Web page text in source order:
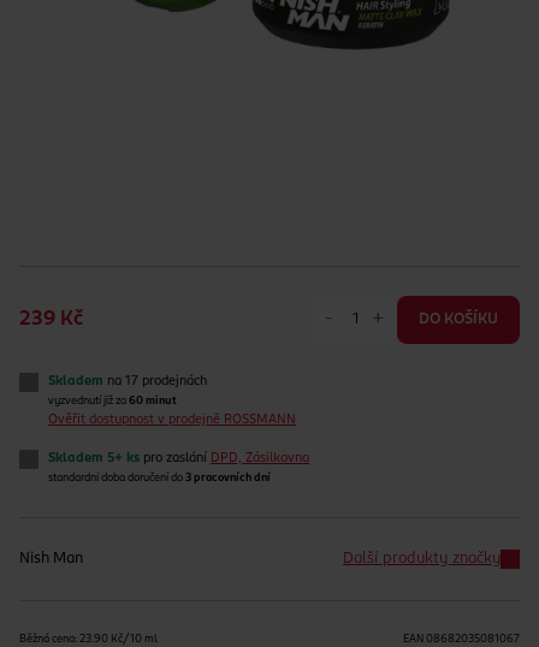
239 Kč - + DO KOŠÍKU
Skladem na 17 prodejnách
vyzvednutí již za 60 minut
Ověřit dostupnost v prodejně ROSSMANN
Skladem 5+ ks pro zaslání DPD, Zásilkovna
standardní doba doručení do 3 pracovních dní
Nish Man Další produkty značky
Běžná cena: 23.90 Kč/10 ml
EAN 08682035081067